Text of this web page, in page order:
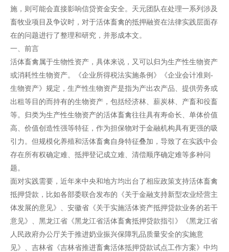
施，则可能会直接影响信贷资金安全。天元团队在处理一系列涉及
畜牧业项目及争议时，对于活体畜禽的抵押融资在法律实践层面存
在的问题进行了整理和研究，并形成本文。
一、前言
活体畜禽属于生物性资产，具体来说，又可以归为生产性生物资产
或消耗性生物资产。《企业所得税法实施条例》《企业会计准则-
生物资产》规定，生产性生物资产是指为产出农产品、提供劳务或
出租等目的而持有的生物资产，包括经济林、薪炭林、产畜和役畜
等。归类为生产性生物资产的活体畜禽往往具有寿命长、单体价值
高、价值创造性强等特征，作为担保物对于金融机构具有更强的吸
引力。但规模化养殖和活体畜禽自身特征叠加，导致了在实践中会
存在所有权确定难、抵押登记成立难、清偿顺序确定难等多种问
题。
面对实践需要，近年来中央和地方均出台了相应政策支持活体畜禽
抵押贷款，比如各部委联合发布的《关于金融支持新型农业经营主
体发展的意见》、安徽省《关于实施活体资产抵押贷款业务的若干
意见》、黑龙江省《黑龙江省活体畜禽抵押贷款指引》《黑龙江省
人民政府办公厅关于推进奶业振兴保障乳品质量安全的实施意
见》、吉林省《吉林省推进畜禽活体抵押贷款试点工作方案》中均